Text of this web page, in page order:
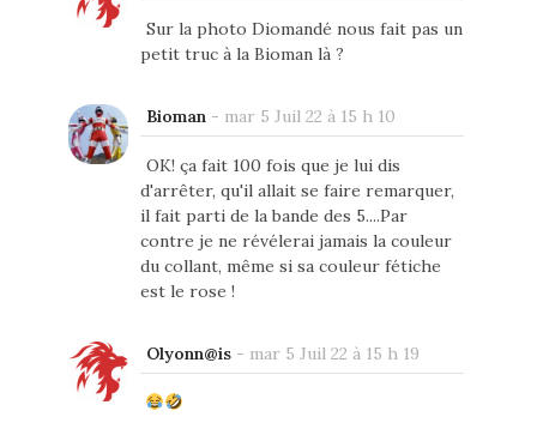
Sur la photo Diomandé nous fait pas un
petit truc à la Bioman là ?
Bioman - mar 5 Juil 22 à 15 h 10
OK! ça fait 100 fois que je lui dis
d'arrêter, qu'il allait se faire remarquer,
il fait parti de la bande des 5....Par
contre je ne révélerai jamais la couleur
du collant, même si sa couleur fétiche
est le rose !
Olyonn@is- mar 5 Juil 22 à 15 h 19